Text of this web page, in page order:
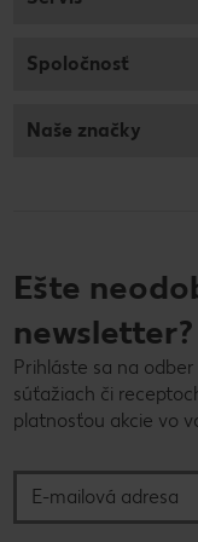
Spoločnosť
Naše značky
Ešte
newsletter?
Prihláste sa na
súťažiach či
platnosťou akcie vo